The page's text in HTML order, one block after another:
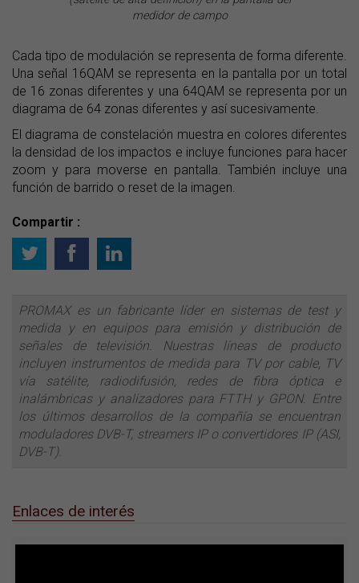
medidor de campo
Cada tipo de modulación se representa de forma diferente.
Una señal 16QAM se representa en la pantalla por un total
de 16 zonas diferentes y una 64QAM se representa por un
diagrama de 64 zonas diferentes y así sucesivamente.
El diagrama de constelación muestra en colores diferentes
la densidad de los impactos e incluye funciones para hacer
zoom y para moverse en pantalla. También incluye una
función de barrido o reset de la imagen.
Compartir :
PROMAX es un fabricante líder en sistemas de test y
medida y en equipos para emisión y distribución de
señales de televisión. Nuestras líneas de producto
incluyen instrumentos de medida para TV por cable, TV
vía satélite, radiodifusión, redes de fibra óptica e
inalámbricas y analizadores para FTTH y GPON. Entre
los últimos desarrollos de la compañía se encuentran
moduladores DVB-T, streamers IP o convertidores IP (ASI,
DVB-T).
Enlaces de interés